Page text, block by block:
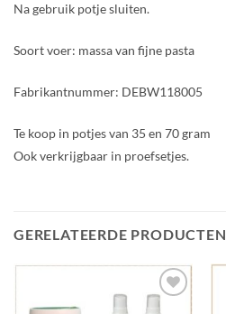
Na gebruik potje sluiten.
Soort voer: massa van fijne pasta
Fabrikantnummer: DEBW118005
Te koop in potjes van 35 en 70 gram
Ook verkrijgbaar in proefsetjes.
GERELATEERDE PRODUCTEN